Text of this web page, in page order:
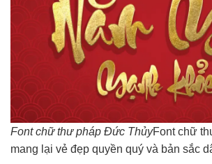
Font chữ thư pháp Đức ThủyFont chữ
mang lại vẻ đẹp quyền quý và bản sắc